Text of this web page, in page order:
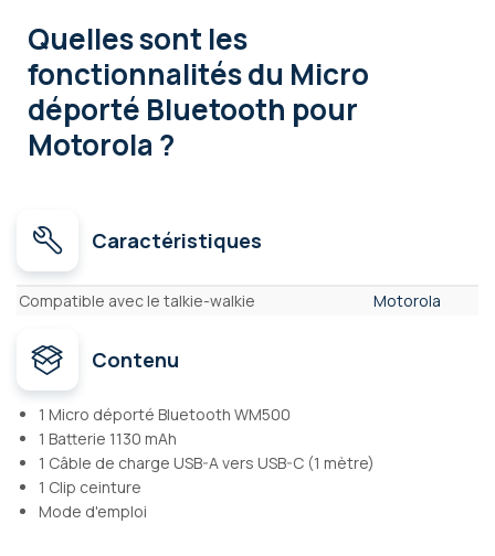
Quelles sont les
fonctionnalitésdu Micro
déporté Bluetooth pour
Motorola ?
Caractéristiques
Caractéristiques
Compatible avec le talkie-walkie Motorola
Contenu
1 Micro déporté Bluetooth WM500
1 Batterie 1130 mAh
1 Câble de charge USB-A vers USB-C (1 mètre)
1 Clip ceinture
Mode d'emploi